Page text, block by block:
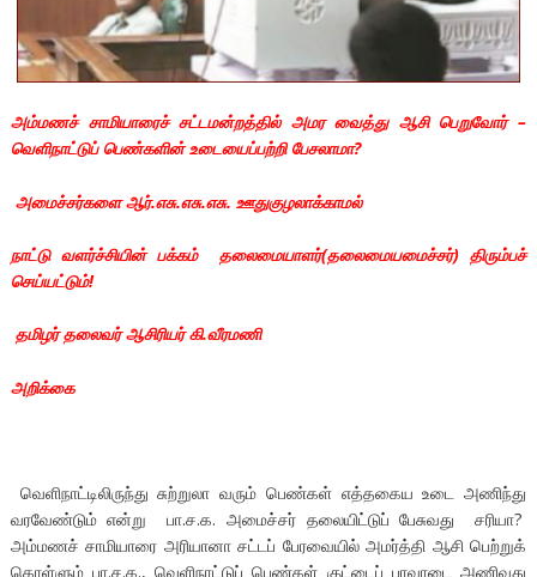
அம்மணச் சாமியாரைச் சட்டமன்றத்தில் அமர வைத்து ஆசி பெறுவோர் –
வெளிநாட்டுப் பெண்களின் உடையைப்பற்றி பேசலாமா?
அமைச்சர்களை ஆர்.எசு.எசு.எசு. ஊதுகுழலாக்காமல்
நாட்டு வளர்ச்சியின் பக்கம் தலைமையாளர்(தலைமையமைச்சர்) திரும்பச்
செய்யட்டும்!
தமிழர் தலைவர் ஆசிரியர் கி.வீரமணி
அறிக்கை
வெளிநாட்டிலிருந்து சுற்றுலா வரும் பெண்கள் எத்தகைய உடை அணிந்து
வரவேண்டும் என்று பா.ச.க. அமைச்சர் தலையிட்டுப் பேசுவது சரியா?
அம்மணச் சாமியாரை அரியானா சட்டப் பேரவையில் அமர்த்தி ஆசி பெற்றுக்
கொள்ளும் பா.ச.க., வெளிநாட்டுப் பெண்கள் குட்டைப் பாவாடை அணிவது